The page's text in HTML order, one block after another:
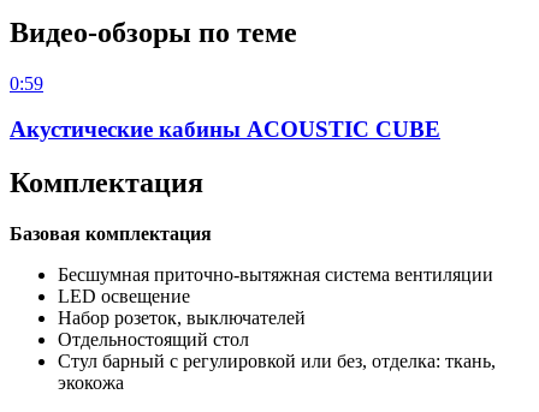
Видео-обзоры по теме
0:59
Акустические кабины ACOUSTIC CUBE
Комплектация
Базовая комплектация
Бесшумная приточно-вытяжная система вентиляции
LED освещение
Набор розеток, выключателей
Отдельностоящий стол
Стул барный с регулировкой или без, отделка: ткань,
экокожа